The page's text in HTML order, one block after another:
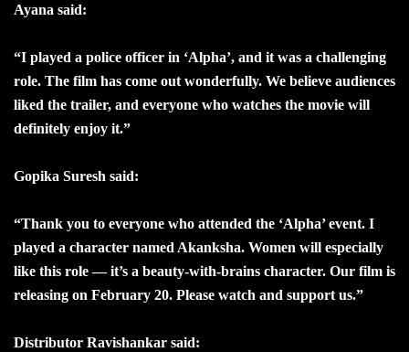
Ayana said:
“I played a police officer in ‘Alpha’, and it was a challenging
role. The film has come out wonderfully. We believe audiences
liked the trailer, and everyone who watches the movie will
definitely enjoy it.”
Gopika Suresh said:
“Thank you to everyone who attended the ‘Alpha’ event. I
played a character named Akanksha. Women will especially
like this role — it’s a beauty-with-brains character. Our film is
releasing on February 20. Please watch and support us.”
Distributor Ravishankar said: